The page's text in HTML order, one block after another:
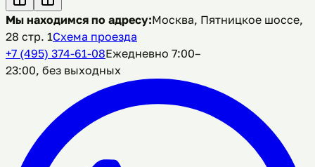
Мы находимся по адресу:Москва, Пятницкое шоссе,
28 стр. 1Схема проезда
+7 (495) 374-61-08Ежедневно 7:00–
23:00, без выходных